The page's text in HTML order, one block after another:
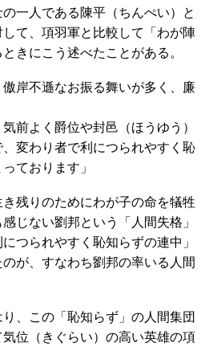
一人である陳平（ちんぺい）と
て、項羽軍と比較して「わが陣
きにこう述べたことがある。
傲岸不遜なお振る舞いが多く、廉
前よく爵位や封邑（ほうゆう）
変わり者で利につられやすく恥
ております」
残りのためにわが子の命を犠牲
じない劉邦という「人間失格」
つられやすく恥知らずの連中」
が、すなわち劉邦の率いる人間
、この「恥知らず」の人間集団
位（きぐらい）の高い英雄の項